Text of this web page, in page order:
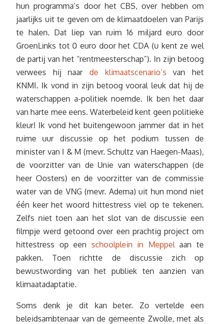
hun programma’s door het CBS, over hebben om
jaarlijks uit te geven om de klimaatdoelen van Parijs
te halen. Dat liep van ruim 16 miljard euro door
GroenLinks tot 0 euro door het CDA (u kent ze wel
de partij van het “rentmeesterschap”). In zijn betoog
verwees hij naar de klimaatscenario’s van het
KNMI. Ik vond in zijn betoog vooral leuk dat hij de
waterschappen a-politiek noemde. Ik ben het daar
van harte mee eens. Waterbeleid kent geen politieke
kleur! Ik vond het buitengewoon jammer dat in het
ruime uur discussie op het podium tussen de
minister van I & M (mevr. Schultz van Haegen-Maas),
de voorzitter van de Unie van waterschappen (de
heer Oosters) en de voorzitter van de commissie
water van de VNG (mevr. Adema) uit hun mond niet
één keer het woord hittestress viel op te tekenen.
Zelfs niet toen aan het slot van de discussie een
filmpje werd getoond over een prachtig project om
hittestress op een schoolplein in Meppelaan te
pakken. Toen richtte de discussie zich op
bewustwording van het publiek ten aanzien van
klimaatadaptatie.
Soms denk je dit kan beter. Zo vertelde een
beleidsambtenaar van de gemeente Zwolle, met als